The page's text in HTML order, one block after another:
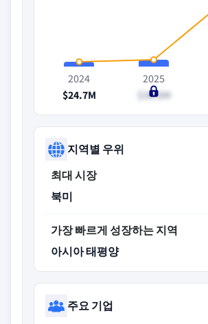
2024
$24.7M
2025
$36.8M
지역별 우위
최대 시장
북미
가장 빠르게 성장하는 지역
아시아 태평양
주요 기업